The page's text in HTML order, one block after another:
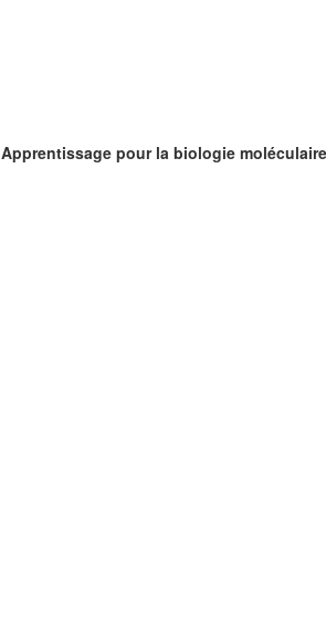
Apprentissage pour la biologie